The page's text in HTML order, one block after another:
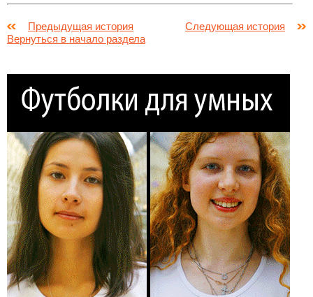
Предыдущая история
Следующая история
Вернуться в начало раздела